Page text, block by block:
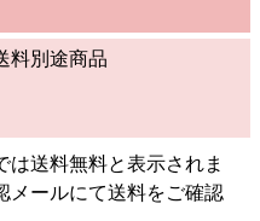
料別途商品
は送料無料と表示されま
メールにて送料をご確認